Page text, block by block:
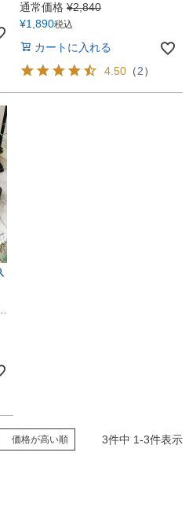
通常価格 ¥2,840
¥1,890税込
カートに入れる
4.50 （2）
価格が高い順 3件中 1-3件表示